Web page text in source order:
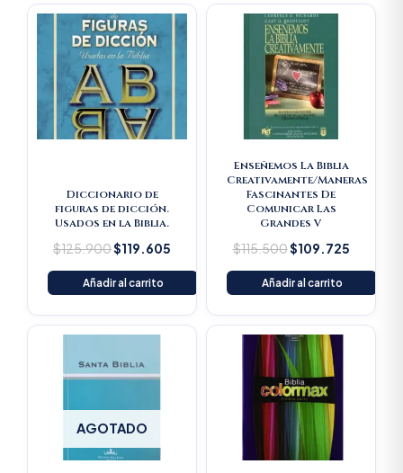
Diccionario de
figuras de dicción.
Usados en la Biblia.
$125.900
Original
price
was:
$125.900.
$119.605
Current
price
Añadir al carrito
Enseñemos La Biblia
Creativamente/Maneras
Fascinantes De
Comunicar Las
Grandes V
$115.500
Original
price
was:
$115.500.
$109.725
Current
Añadir al carrito
AGOTADO